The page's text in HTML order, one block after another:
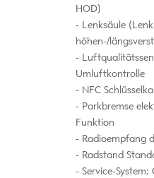
HOD)
Lenksäule
höhen-/
Umluftkontrolle
NFC
Parkbremse
Funktion
Radioempfang
Radstand
Service-System: